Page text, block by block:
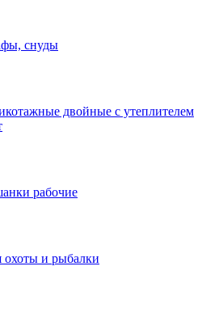
снуды
двойные с утеплителем
рабочие
охоты и рыбалки